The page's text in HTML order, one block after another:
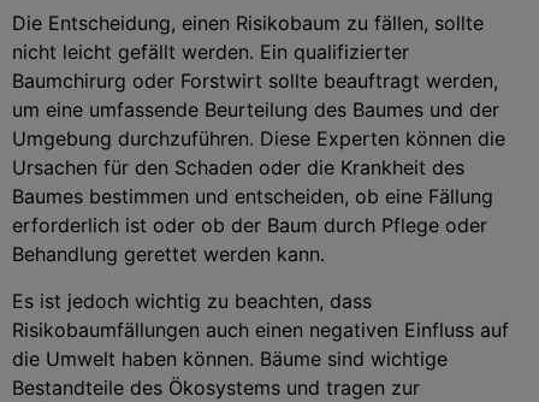
Die Entscheidung, einen Risikobaum zu fällen, sollte
nicht leicht gefällt werden. Ein qualifizierter
Baumchirurg oder Forstwirt sollte beauftragt werden,
um eine umfassende Beurteilung des Baumes und der
Umgebung durchzuführen. Diese Experten können die
Ursachen für den Schaden oder die Krankheit des
Baumes bestimmen und entscheiden, ob eine Fällung
erforderlich ist oder ob der Baum durch Pflege oder
Behandlung gerettet werden kann.
Es ist jedoch wichtig zu beachten, dass
Risikobaumfällungen auch einen negativen Einfluss auf
die Umwelt haben können. Bäume sind wichtige
Bestandteile des Ökosystems und tragen zur